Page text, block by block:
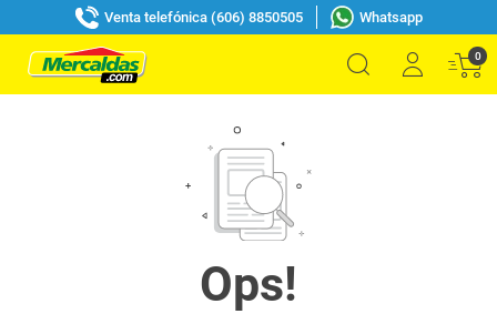
Venta telefónica (606) 8850505 Whatsapp
0